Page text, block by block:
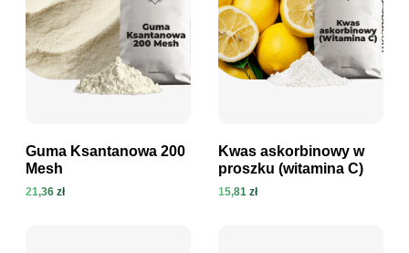
Zobacz produkt
Guma Ksantanowa 200
Mesh
21,36 zł Zobacz produkt
Kwas askorbinowy w
proszku (witamina C)
15,81 zł